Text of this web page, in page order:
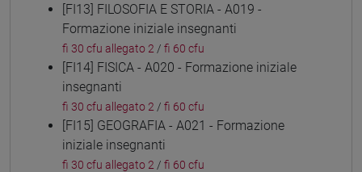
[FI13] FILOSOFIA E STORIA - A019 -
Formazione iniziale insegnanti
fi 30 cfu allegato 2 / fi 60 cfu
[FI14] FISICA - A020 - Formazione iniziale
insegnanti
fi 30 cfu allegato 2 / fi 60 cfu
[FI15] GEOGRAFIA - A021 - Formazione
iniziale insegnanti
fi 30 cfu allegato 2 / fi 60 cfu